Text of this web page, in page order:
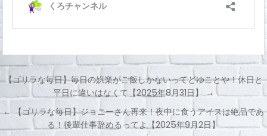
投
稿
【ゴリラな毎日】毎日の娯楽がご飯しかないってどゆことや！休日と
平日に違いはなくて【2025年8月31日】 →
← 【ゴリラな毎日】ジョニーさん再来！夜中に食うアイスは絶品であ
る！後輩仕事辞めるってよ【2025年9月2日】